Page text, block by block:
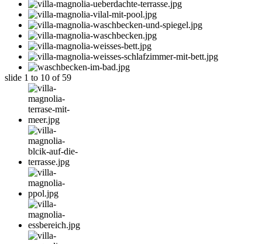
slide 1 to 10 of 59